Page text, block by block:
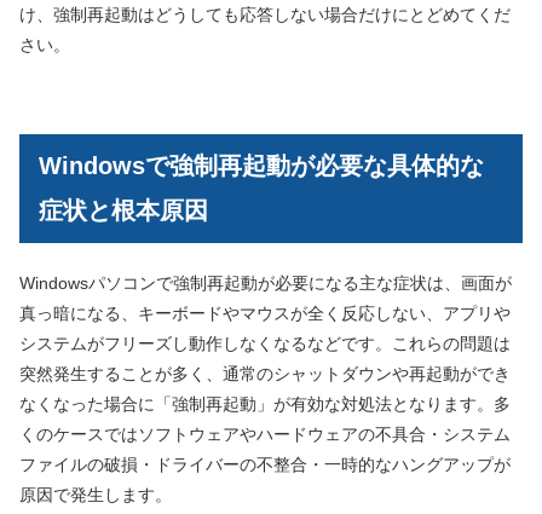
け、強制再起動はどうしても応答しない場合だけにとどめてくだ
さい。
Windowsで強制再起動が必要な具体的な
症状と根本原因
Windowsパソコンで強制再起動が必要になる主な症状は、画面が
真っ暗になる、キーボードやマウスが全く反応しない、アプリや
システムがフリーズし動作しなくなるなどです。これらの問題は
突然発生することが多く、通常のシャットダウンや再起動ができ
なくなった場合に「強制再起動」が有効な対処法となります。多
くのケースではソフトウェアやハードウェアの不具合・システム
ファイルの破損・ドライバーの不整合・一時的なハングアップが
原因で発生します。